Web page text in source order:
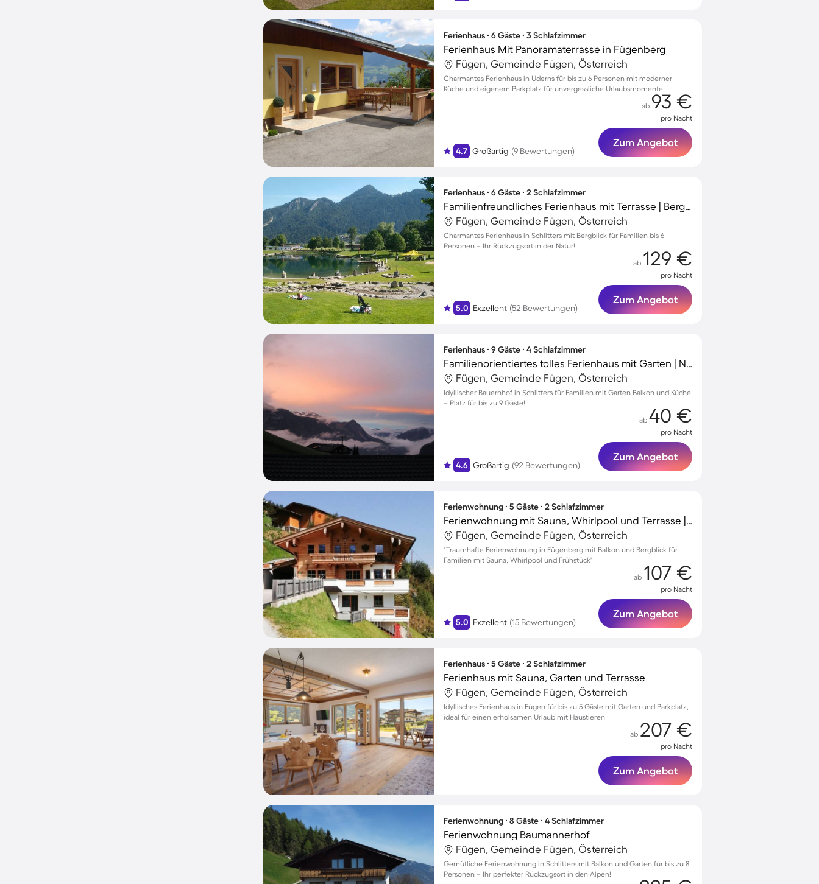
Ferienhaus ∙ 6 Gäste ∙ 3 Schlafzimmer
Ferienhaus Mit Panoramaterrasse in Fügenberg
Fügen, Gemeinde Fügen, Österreich
Charmantes Ferienhaus in Uderns für bis zu 6 Personen mit moderner
Küche und eigenem Parkplatz für unvergessliche Urlaubsmomente
4.7 Großartig (9 Bewertungen)
ab 93 €
pro Nacht
Zum Angebot
Ferienhaus ∙ 6 Gäste ∙ 2 Schlafzimmer
Familienfreundliches Ferienhaus mit Terrasse | Bergblick
Fügen, Gemeinde Fügen, Österreich
Charmantes Ferienhaus in Schlitters mit Bergblick für Familien bis 6
Personen – Ihr Rückzugsort in der Natur!
5.0 Exzellent (52 Bewertungen)
ab 129 €
pro Nacht
Zum Angebot
Ferienhaus ∙ 9 Gäste ∙ 4 Schlafzimmer
Familienorientiertes tolles Ferienhaus mit Garten | Naturblick
Fügen, Gemeinde Fügen, Österreich
Idyllischer Bauernhof in Schlitters für Familien mit Garten Balkon und Küche
– Platz für bis zu 9 Gäste!
4.6 Großartig (92 Bewertungen)
ab 40 €
pro Nacht
Zum Angebot
Ferienwohnung ∙ 5 Gäste ∙ 2 Schlafzimmer
Ferienwohnung mit Sauna, Whirlpool und Terrasse | Bergblick
Fügen, Gemeinde Fügen, Österreich
"Traumhafte Ferienwohnung in Fügenberg mit Balkon und Bergblick für
Familien mit Sauna, Whirlpool und Frühstück"
5.0 Exzellent (15 Bewertungen)
ab 107 €
pro Nacht
Zum Angebot
Ferienhaus ∙ 5 Gäste ∙ 2 Schlafzimmer
Ferienhaus mit Sauna, Garten und Terrasse
Fügen, Gemeinde Fügen, Österreich
Idyllisches Ferienhaus in Fügen für bis zu 5 Gäste mit Garten und Parkplatz,
ideal für einen erholsamen Urlaub mit Haustieren
ab 207 €
pro Nacht
Zum Angebot
Ferienwohnung ∙ 8 Gäste ∙ 4 Schlafzimmer
Ferienwohnung Baumannerhof
Fügen, Gemeinde Fügen, Österreich
Gemütliche Ferienwohnung in Schlitters mit Balkon und Garten für bis zu 8
Personen – Ihr perfekter Rückzugsort in den Alpen!